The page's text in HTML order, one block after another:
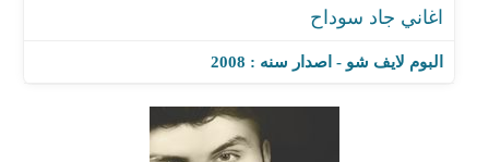
البوم لايف شو - اصدار سنه : 2008
اغنية اكدب عليك